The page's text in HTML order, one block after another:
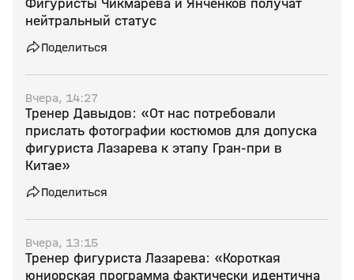
Фигуристы Чикмарева и Янченков получат
нейтральный статус
Поделиться
Вчера, 14:27
Тренер Давыдов: «От нас потребовали
прислать фотографии костюмов для допуска
фигуриста Лазарева к этапу Гран‑при в
Китае»
Поделиться
Вчера, 13:15
Тренер фигуриста Лазарева: «Короткая
юниорская программа фактически идентична